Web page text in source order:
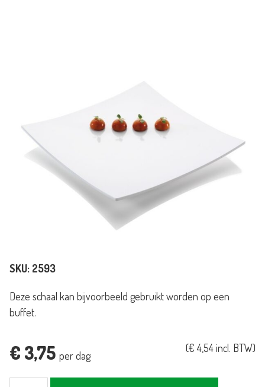
SKU: 2593
Deze schaal kan bijvoorbeeld gebruikt worden op een
buffet.
€ 3,75 per dag
(€4,54incl. BTW)